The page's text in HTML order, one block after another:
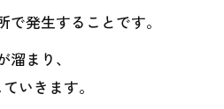
発生することです。
まり、
いきます。